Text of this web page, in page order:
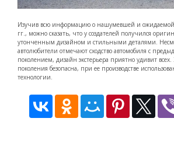
Изучив всю информацию о нашумевшей и ожидаемой
гг., можно сказать, что у создателей получился
утонченным дизайном и стильными деталями.
автолюбители отмечают сходство автомобиля с
поколением, дизайн экстерьера приятно удивит
поколения безопасна, при ее производстве
технологии.